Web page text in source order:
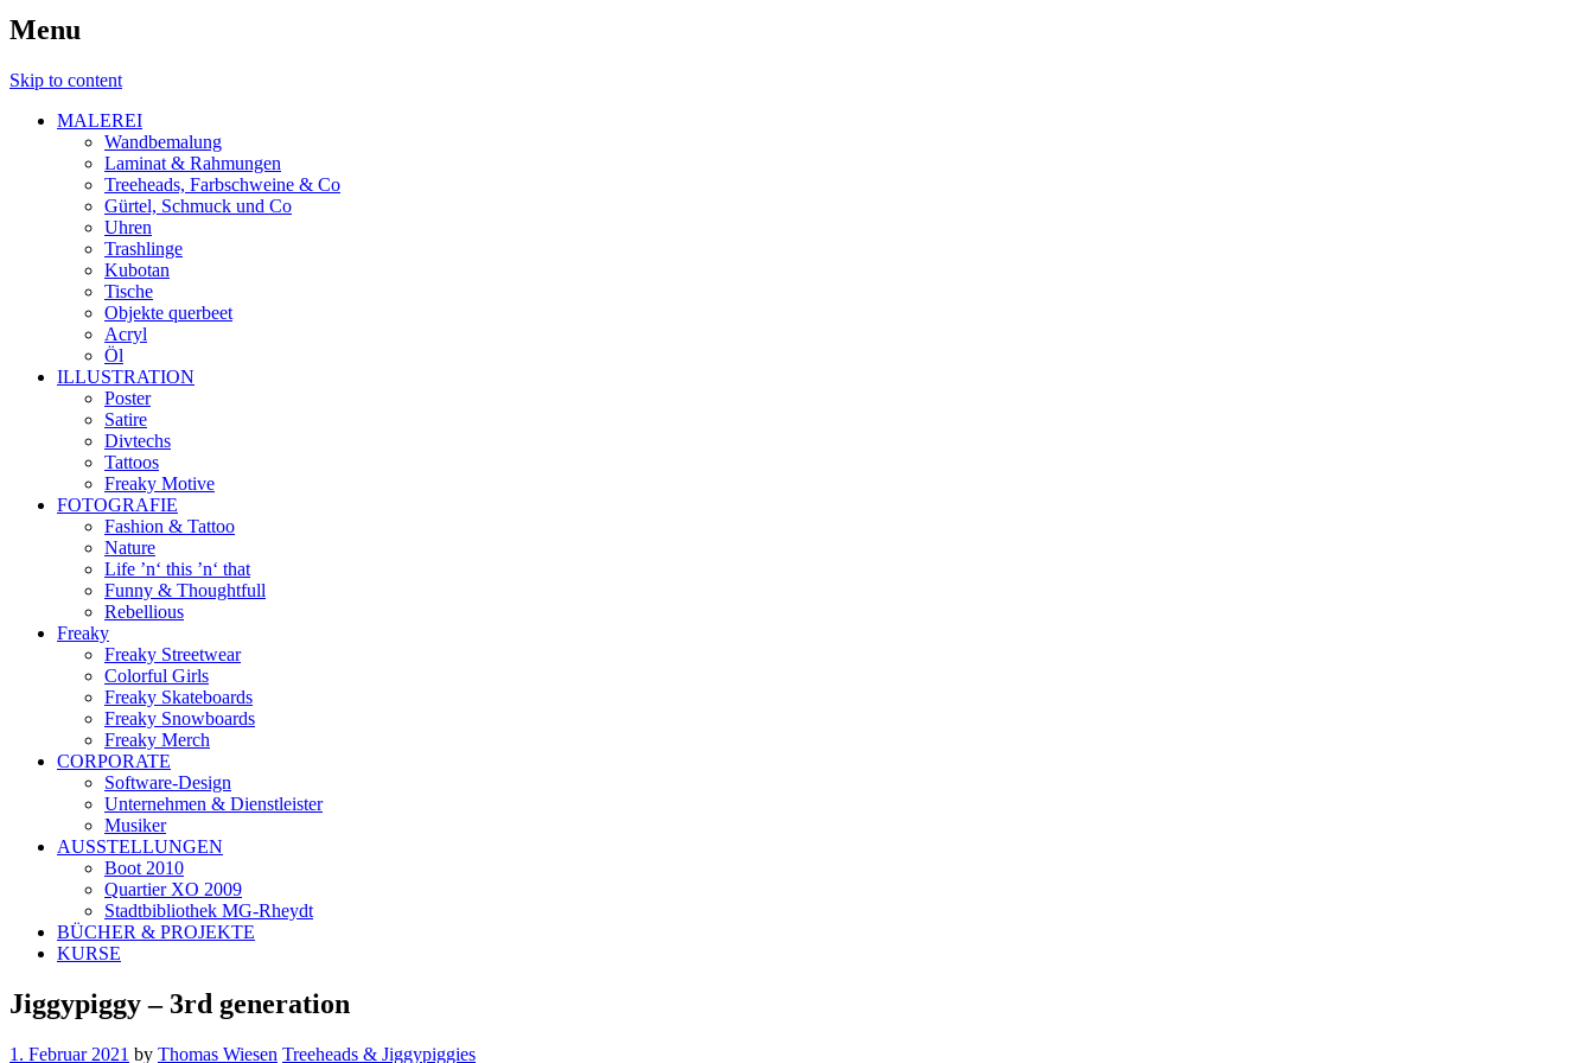
Menu
Skip to content
MALEREI
Wandbemalung
Laminat & Rahmungen
Treeheads, Farbschweine & Co
Gürtel, Schmuck und Co
Uhren
Trashlinge
Kubotan
Tische
Objekte querbeet
Acryl
Öl
ILLUSTRATION
Poster
Satire
Divtechs
Tattoos
Freaky Motive
FOTOGRAFIE
Fashion & Tattoo
Nature
Life ’n‘ this ’n‘ that
Funny & Thoughtfull
Rebellious
Freaky
Freaky Streetwear
Colorful Girls
Freaky Skateboards
Freaky Snowboards
Freaky Merch
CORPORATE
Software-Design
Unternehmen & Dienstleister
Musiker
AUSSTELLUNGEN
Boot 2010
Quartier XO 2009
Stadtbibliothek MG-Rheydt
BÜCHER & PROJEKTE
KURSE
Jiggypiggy – 3rd generation
1. Februar 2021 by Thomas Wiesen Treeheads & Jiggypiggies